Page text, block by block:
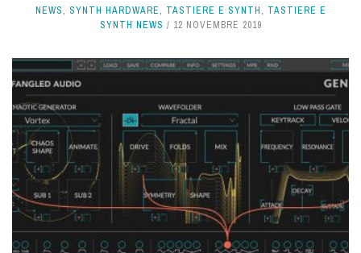
NEWS, SYNTH HARDWARE, TASTIERE E SYNTH, TASTIERE E
SYNTH NEWS
12 NOVEMBRE 2019